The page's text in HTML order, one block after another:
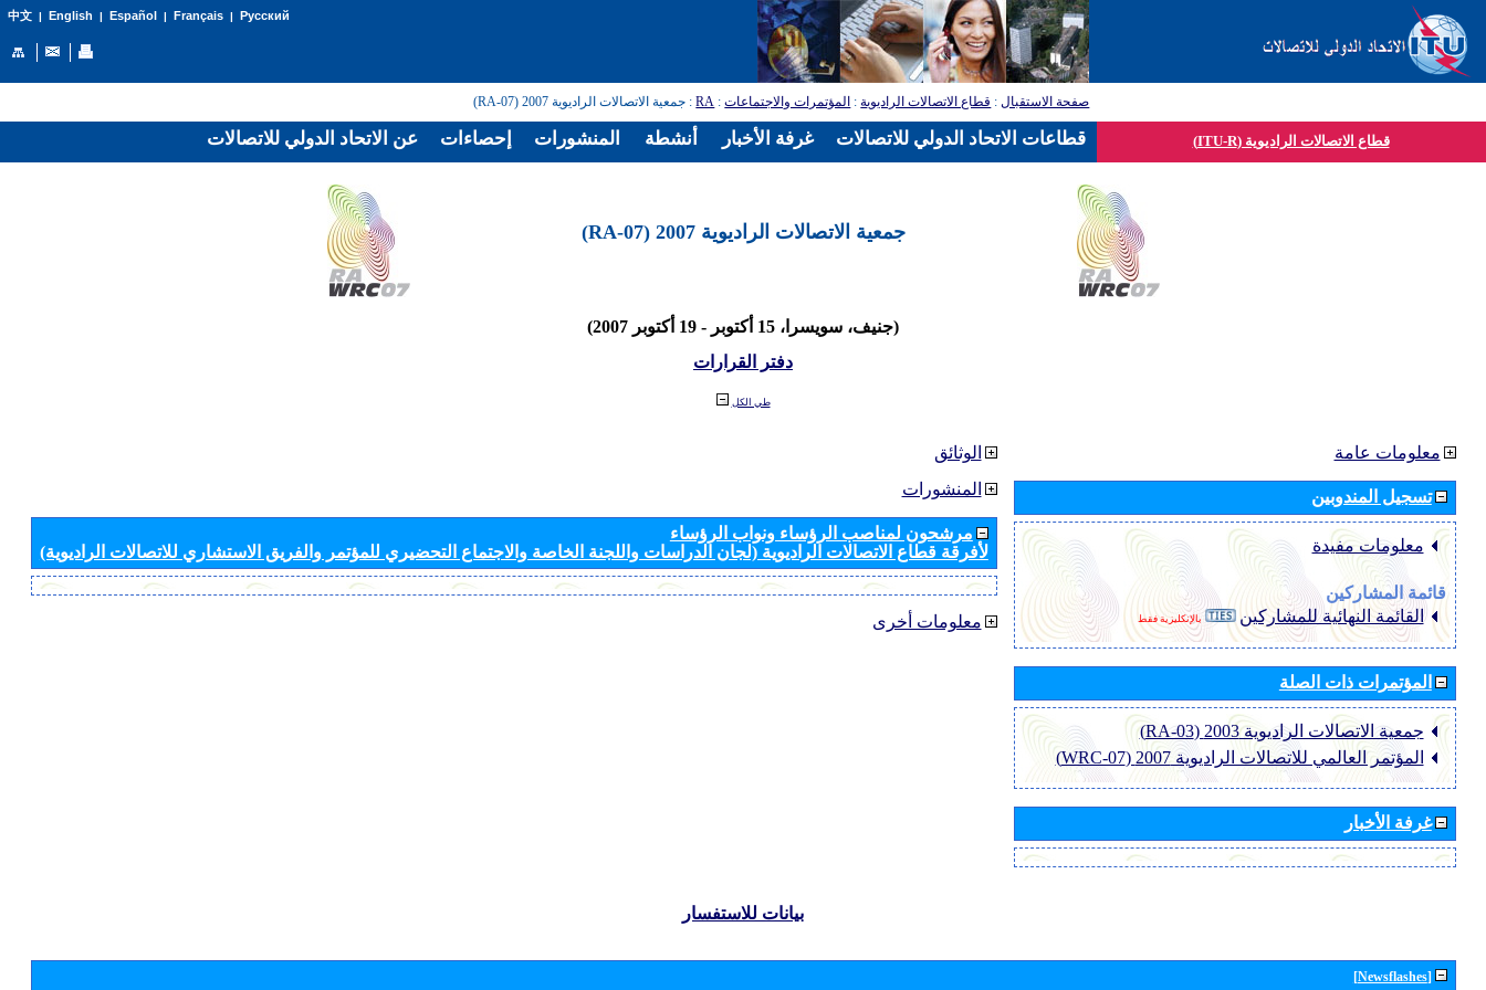
中文| English | Español | Français| Русский
صفحة الاستقبال: قطاع الاتصالات الراديوية: المؤتمرات والاجتماعات:
RA: جمعية الاتصالات الراديوية 2007 (RA-07)
قطاع الاتصالات الراديوية (ITU-R)
جمعية الاتصالات الراديوية 2007 (RA-07)
(جنيف، سويسرا، 15 أكتوبر - 19 أكتوبر 2007)
دفتر القرارات
طي الكل
الوثائق
المنشورات
مرشحون لمناصب الرؤساء ونواب الرؤساء
لأفرقة قطاع الاتصالات الراديوية (لجان الدراسات واللجنة الخاصة والاجتماع التحضيري للمؤتمر والفريق الاستشاري للاتصالات الراديوية)
معلومات أخرى
معلومات عامة
تسجيل المندوبين
معلومات مفيدة
قائمة المشاركين
القائمة النهائية للمشاركين
بالإنكليزية فقط
المؤتمرات ذات الصلة
جمعية الاتصالات الراديوية 2003 (RA-03)
المؤتمر العالمي للاتصالات الراديوية 2007 (WRC-07)
غرفة الأخبار
بيانات للاستفسار
[Newsflashes]
عن الاتحاد الدولي للاتصالات إحصاءات المنشورات أنشطة غرفة الأخبار قطاعات الاتحاد الدولي للاتصالات